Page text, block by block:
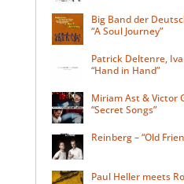
Big Band der
“A Soul Journey”
Patrick Deltenre,
“Hand in Hand”
Miriam Ast & Victor
“Secret Songs”
Reinberg – “Old
Paul Heller meets